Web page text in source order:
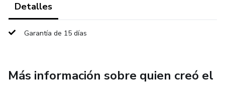
Detalles
Garantía de 15 días
Más información sobre quien creó el